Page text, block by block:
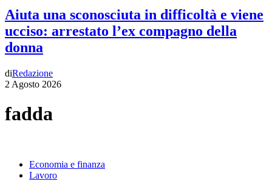
Aiuta una sconosciuta in difficoltà e viene
ucciso: arrestato l’ex compagno della
donna
diRedazione
2 Agosto 2026
fadda
Economia e finanza
Lavoro